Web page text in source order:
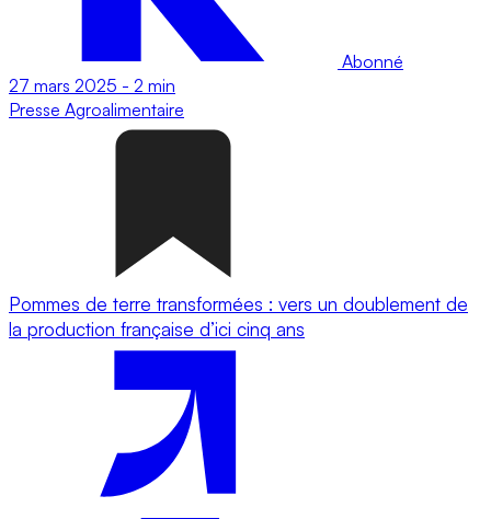
Abonné
27 mars 2025 - 2 min
Presse Agroalimentaire
Pommes de terre transformées : vers un doublement de
la production française d’ici cinq ans